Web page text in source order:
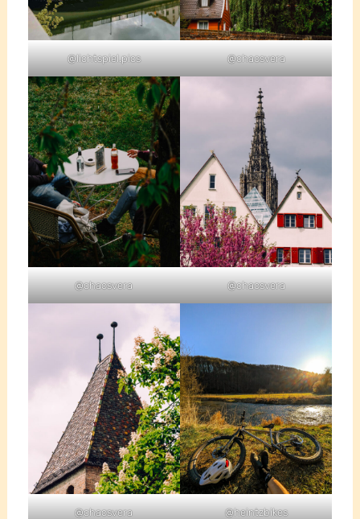
@lichtspiel.pics @chaosvera
@chaosvera @chaosvera
@chaosvera @heintzbikes